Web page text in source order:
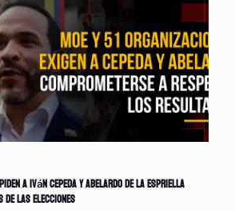
a Iván Cepeda y Abelardo de la Espriella
las elecciones